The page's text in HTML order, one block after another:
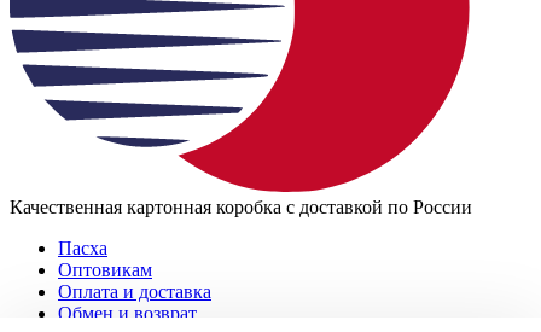
Качественная картонная коробка с доставкой по России
Пасха
Оптовикам
Оплата и доставка
Обмен и возврат